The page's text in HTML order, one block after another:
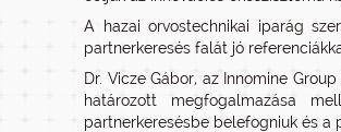
A hazai orvostechnikai iparág
partnerkeresés falát jó
Dr. Vicze Gábor, az Innomine
határozott megfogalmazása
partnerkeresésbe belefogniuk és a